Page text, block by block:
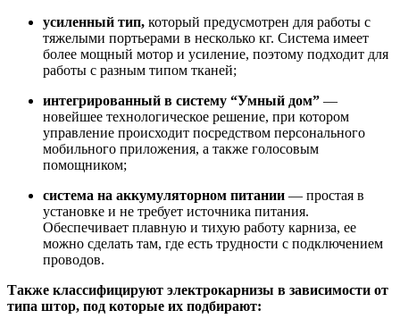
усиленный тип, который предусмотрен для работы с
тяжелыми портьерами в несколько кг. Система имеет
более мощный мотор и усиление, поэтому подходит для
работы с разным типом тканей;
интегрированный в систему “Умный дом” —
новейшее технологическое решение, при котором
управление происходит посредством персонального
мобильного приложения, а также голосовым
помощником;
система на аккумуляторном питании — простая в
установке и не требует источника питания.
Обеспечивает плавную и тихую работу карниза, ее
можно сделать там, где есть трудности с подключением
проводов.
Также классифицируют электрокарнизы в зависимости от
типа штор, под которые их подбирают: